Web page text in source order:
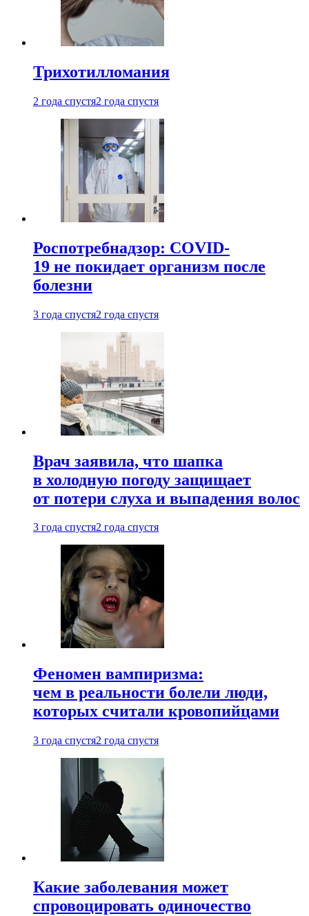
Трихотилломания
2 года спустя2 года спустя
Роспотребнадзор: COVID-
19 не покидает организм после
болезни
3 года спустя2 года спустя
Врач заявила, что шапка
в холодную погоду защищает
от потери слуха и выпадения волос
3 года спустя2 года спустя
Феномен вампиризма:
чем в реальности болели люди,
которых считали кровопийцами
3 года спустя2 года спустя
Какие заболевания может
спровоцировать одиночество